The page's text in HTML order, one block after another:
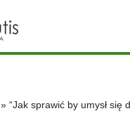
» “Jak sprawić by umysł się